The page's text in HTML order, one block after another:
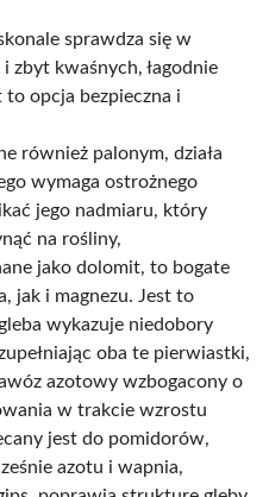
sprawdza się w
zbyt kwaśnych, łagodnie
to opcja bezpieczna i
również palonym, działa
wymaga ostrożnego
jego nadmiaru, który
na rośliny,
jako dolomit, to bogate
jak i magnezu. Jest to
wykazuje niedobory
oba te pierwiastki,
azotowy wzbogacony o
w trakcie wzrostu
jest do pomidorów,
azotu i wapnia,